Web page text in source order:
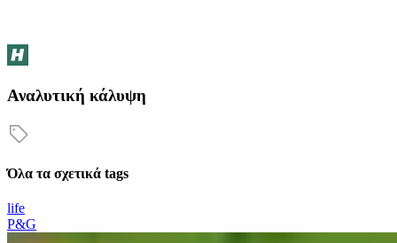
Αναλυτική κάλυψη
Όλα τα σχετικά tags
life
P&G